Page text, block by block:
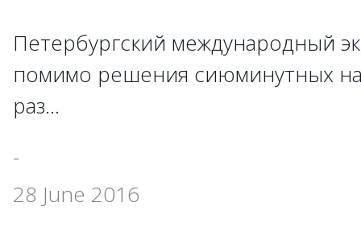
Петербургский международный
помимо решения сиюминутных
раз…
-
28 June 2016